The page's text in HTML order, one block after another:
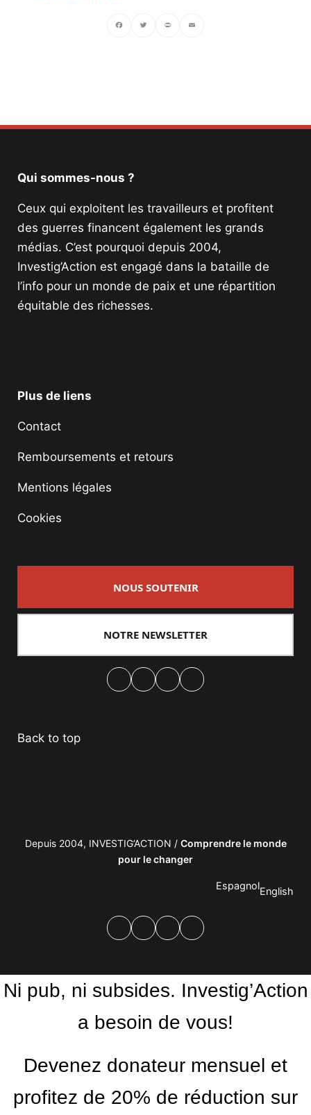
Qui sommes-nous ?
Ceux qui exploitent les travailleurs et profitent
des guerres financent également les grands
médias. C’est pourquoi depuis 2004,
Investig’Action est engagé dans la bataille de
l’info pour un monde de paix et une répartition
équitable des richesses.
Plus de liens
Contact
Remboursements et retours
Mentions légales
Cookies
NOUS SOUTENIR
NOTRE NEWSLETTER
Back to top
Depuis 2004, INVESTIG’ACTION / Comprendre le monde
pour le changer
EspagnolEnglish
Ni pub, ni subsides. Investig’Action
a besoin de vous!
Devenez donateur mensuel et
profitez de 20% de réduction sur